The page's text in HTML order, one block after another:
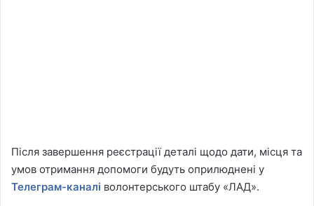
Після завершення реєстрації деталі щодо дати, місця та
умов отримання допомоги будуть оприлюднені у
Телеграм-каналі волонтерського штабу «ЛАД».